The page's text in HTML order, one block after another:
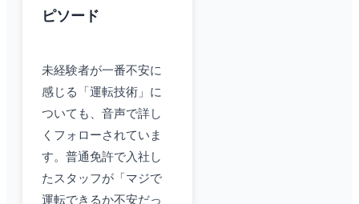
ピソード
未経験者が一番不安に
感じる「運転技術」に
ついても、音声で詳し
くフォローされていま
す。普通免許で入社し
たスタッフが「マジで
運転できるか不安だっ